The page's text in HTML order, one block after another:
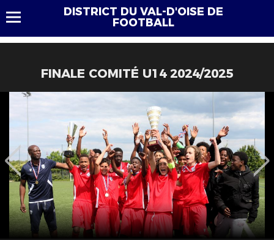
DISTRICT DU VAL-D'OISE DE
FOOTBALL
FINALE COMITÉ U14 2024/2025